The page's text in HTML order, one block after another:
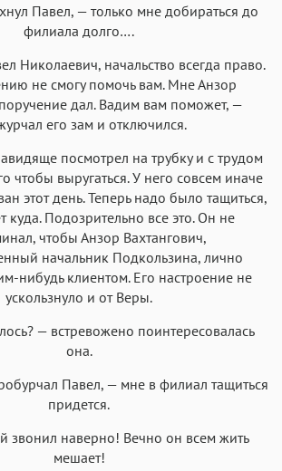
Павел, — только мне добираться до
филиала долго….
Николаевич, начальство всегда право.
не смогу помочь вам. Мне Анзор
дал. Вадим вам поможет, —
его зам и отключился.
посмотрел на трубку и с трудом
чтобы выругаться. У него совсем иначе
этот день. Теперь надо было тащиться,
куда. Подозрительно все это. Он не
чтобы Анзор Вахтангович,
начальник Подкользина, лично
нибудь клиентом. Его настроение не
ускользнуло и от Веры.
— встревожено поинтересовалась
она.
Павел, — мне в филиал тащиться
придется.
звонил наверно! Вечно он всем жить
мешает!